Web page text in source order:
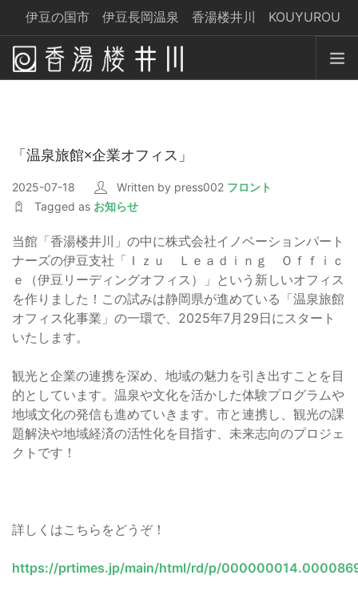
伊豆の国市 伊豆長岡温泉 香湯楼井川 KOUYUROU
IKAWA
お食事
お部屋
サービス
交 通
ブログ
宿泊予約
「温泉旅館×企業オフィス」
2025-07-18 Written by press002 フロント
Tagged as お知らせ
当館「香湯楼井川」の中に株式会社イノベーションパート
ナーズの伊豆支社「Ｉｚｕ Ｌｅａｄｉｎｇ Ｏｆｆｉｃ
ｅ（伊豆リーディングオフィス）」という新しいオフィス
を作りました！この試みは静岡県が進めている「温泉旅館
オフィス化事業」の一環で、2025年7月29日にスタート
いたします。
観光と企業の連携を深め、地域の魅力を引き出すことを目
的としています。温泉や文化を活かした体験プログラムや
地域文化の発信も進めていきます。市と連携し、観光の課
題解決や地域経済の活性化を目指す、未来志向のプロジェ
クトです！
詳しくはこちらをどうぞ！
https://prtimes.jp/main/html/rd/p/